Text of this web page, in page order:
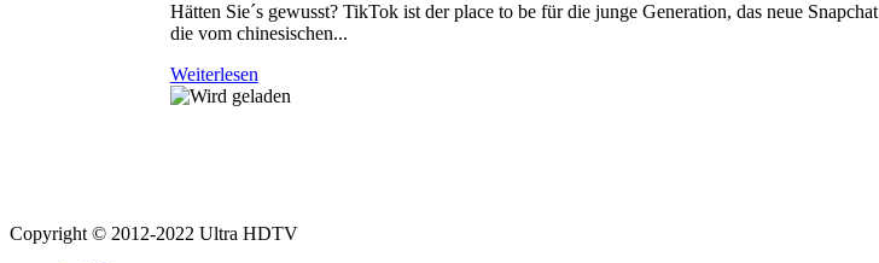
Hätten Sie´s gewusst? TikTok ist der place to be für die junge Generation, das neue
die vom chinesischen...
Weiterlesen
Copyright © 2012-2022 Ultra HDTV